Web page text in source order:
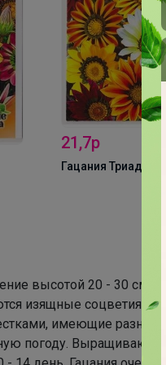
21,7р
Гацания Триада
высотой 20 - 30 см.
изящные соцветия
имеющие
погоду. Выращивают